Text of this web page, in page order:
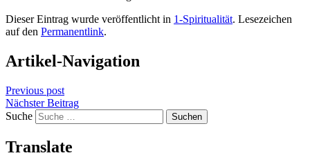
Dieser Eintrag wurde veröffentlicht in 1-Spiritualität. Lesezeichen
auf den Permanentlink.
Artikel-Navigation
Previous post
Nächster Beitrag
Suche
Translate